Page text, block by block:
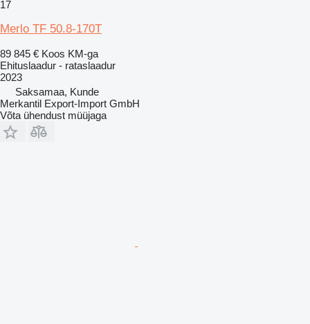
17
Merlo TF 50.8-170T
89 845 € Koos KM-ga
Ehituslaadur - rataslaadur
2023
Saksamaa, Kunde
Merkantil Export-Import GmbH
Võta ühendust müüjaga